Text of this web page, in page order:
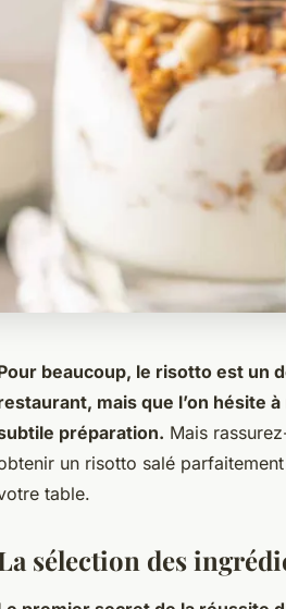
beaucoup, le risotto est un
mais que l’on hésite
préparation. Mais
un risotto salé
table.
sélection des